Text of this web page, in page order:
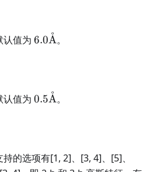
认值为 6.0
6.0A
˚。
认值为 0.5
0.5A
˚。
的选项有[1, 2]、[3, 4]、[5]、